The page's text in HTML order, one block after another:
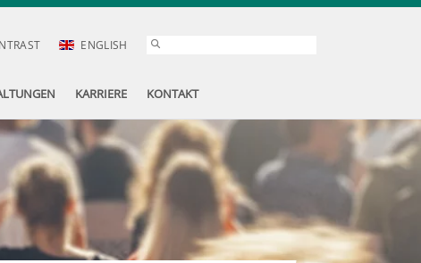
ENGLISH
KARRIERE KONTAKT